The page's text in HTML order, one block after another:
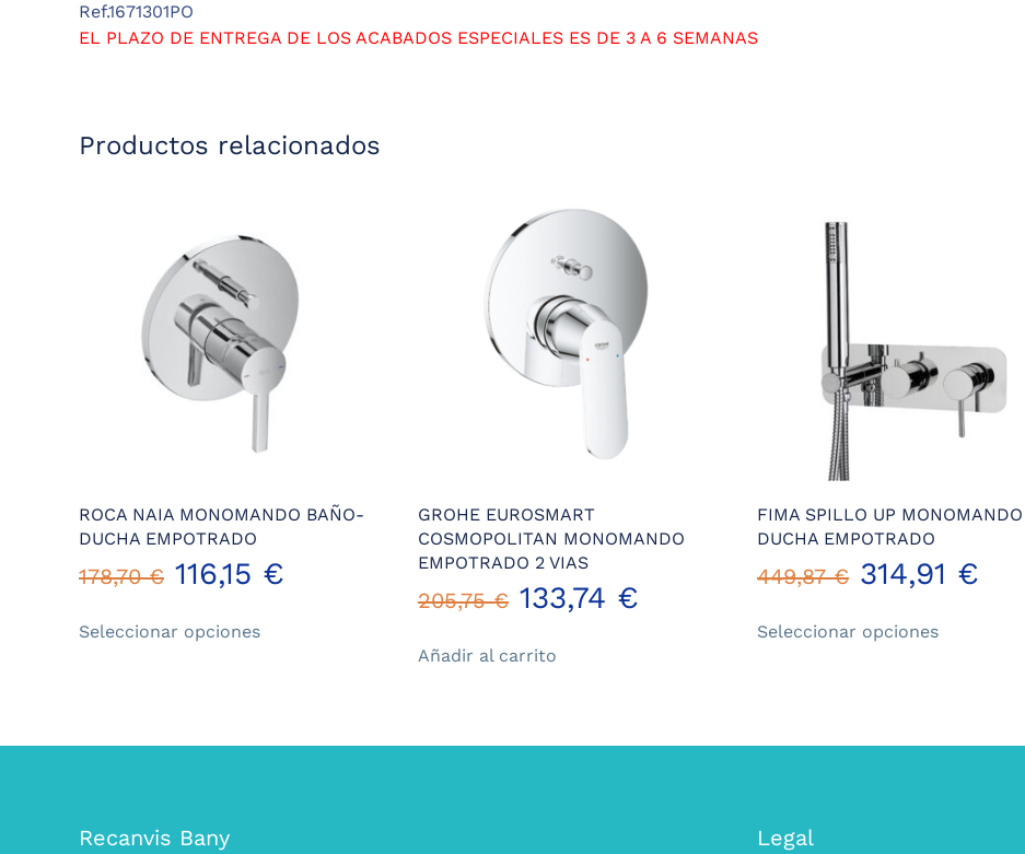
Ref.1671301PO
EL PLAZO DE ENTREGA DE LOS ACABADOS ESPECIALES ES DE 3 A 6 SEMANAS
Productos relacionados
ROCA NAIA MONOMANDO BAÑO-
DUCHA EMPOTRADO
178,70€ 116,15 €
Seleccionar opcionesproducto
GROHE EUROSMART
COSMOPOLITAN MONOMANDO
EMPOTRADO 2 VIAS
205,75€ El
precio
133,74 €
Añadir al carrito
FIMA SPILLO UP MONOMANDO
DUCHA EMPOTRADO
449,87€ 314,91 €
Seleccionar opcionesproducto
Recanvis Bany Legal